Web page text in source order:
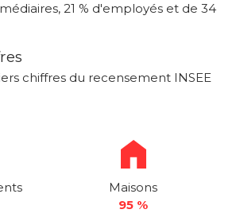
21 % d'employés et de 34
chiffres du recensement INSEE
Maisons
95 %